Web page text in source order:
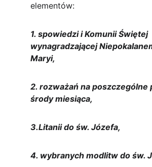
elementów:
1. spowiedzi i Komunii Świętej
wynagradzającej
Maryi,
2. rozważań na poszczególne
środy miesiąca,
3.Litanii do św. Józefa,
4. wybranych modlitw do św.